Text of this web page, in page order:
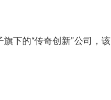
下的“传奇创新”公司，该